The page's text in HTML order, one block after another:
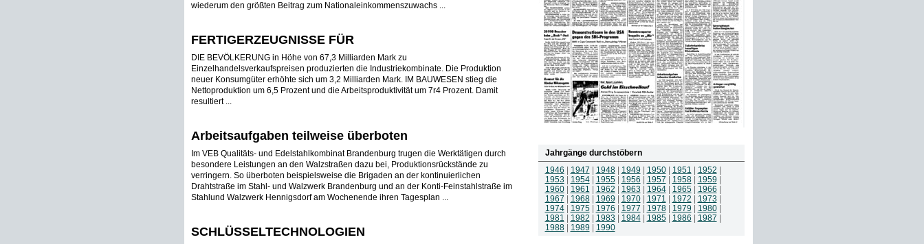
wiederum den größten Beitrag zum Nationaleinkommenszuwachs ...
FERTIGERZEUGNISSE FÜR
DIE BEVÖLKERUNG in Höhe von 67,3 Milliarden Mark zu
Einzelhandelsverkaufspreisen produzierten die Industriekombinate. Die Produktion
neuer Konsumgüter erhöhte sich um 3,2 Milliarden Mark. IM BAUWESEN stieg die
Nettoproduktion um 6,5 Prozent und die Arbeitsproduktivität um 7r4 Prozent. Damit
resultiert ...
Arbeitsaufgaben teilweise überboten
Im VEB Qualitäts- und Edelstahlkombinat Brandenburg trugen die Werktätigen durch
besondere Leistungen an den Walzstraßen dazu bei, Produktionsrückstände zu
verringern. So überboten beispielsweise die Brigaden an der kontinuierlichen
Drahtstraße im Stahl- und Walzwerk Brandenburg und an der Konti-Feinstahlstraße im
Stahlund Walzwerk Hennigsdorf am Wochenende ihren Tagesplan ...
SCHLÜSSELTECHNOLOGIEN
Jahrgänge durchstöbern
1946
1947 1948| 1949 1950| 1951 1952
1953
1954| 1955| 1956 1957 1958| 1959
1960| 1961 1962 1963 1964| 1965| 1966
1967
1968| 1969 1970| 1971 1972 1973
1974| 1975| 1976 1977 1978| 1979 1980|
1981
1982 1983 1984| 1985| 1986 1987
1988| 1989 1990